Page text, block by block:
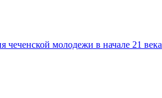
чеченской молодежи в начале 21 века